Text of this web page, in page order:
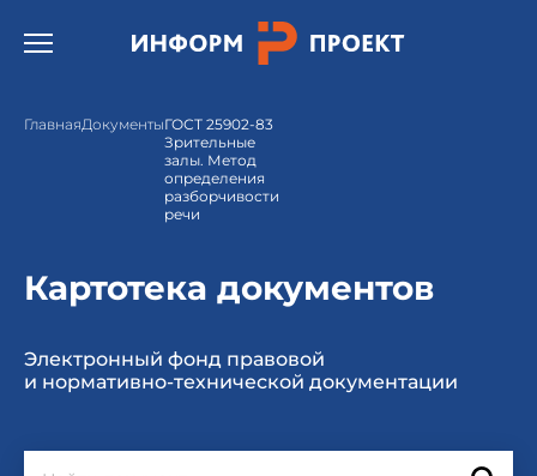
Открыть бургер меню.
ГлавнаяДокументыГОСТ 25902-83
Зрительные
залы. Метод
определения
разборчивости
речи
Картотека документов
Электронный фонд правовой
и нормативно-технической документации